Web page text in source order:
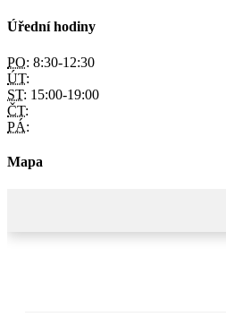
Úřední hodiny
PO: 8:30-12:30
ÚT:
ST: 15:00-19:00
ČT:
PÁ:
Mapa